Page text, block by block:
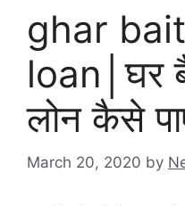
ghar
loan│घर
लोन कैसे
March 20, 2020 by